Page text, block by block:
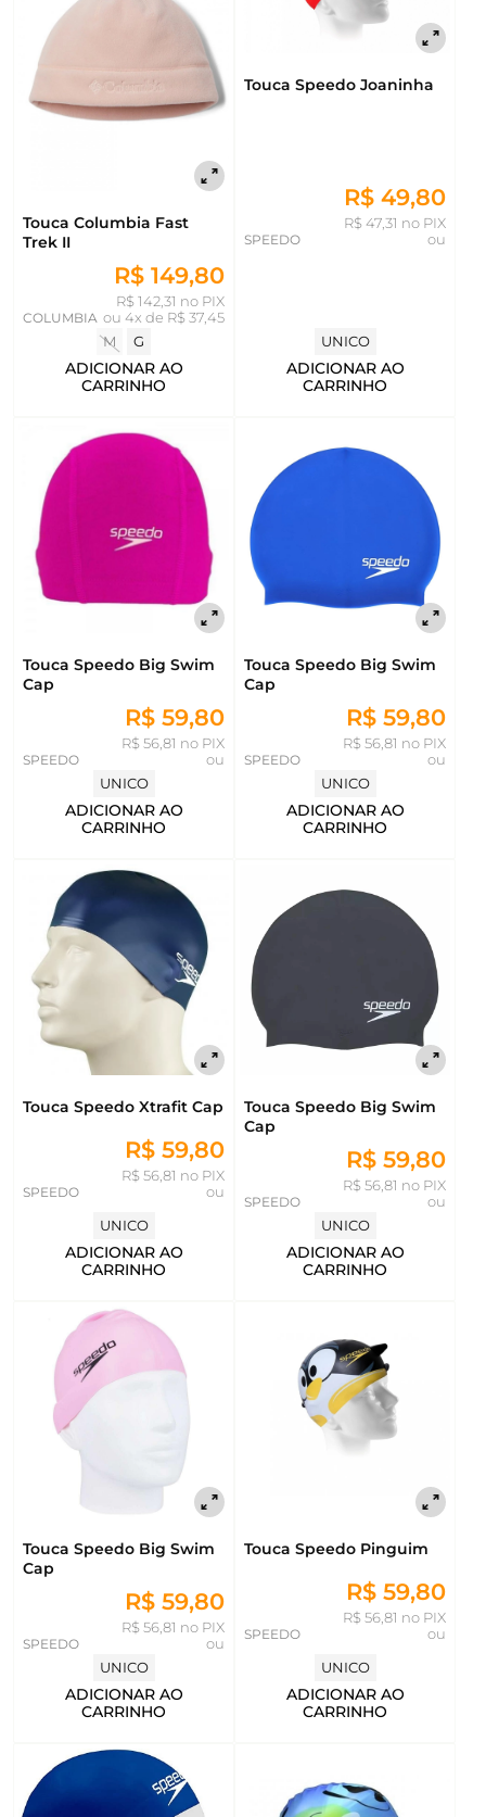
Touca Columbia Fast
Trek II
R$ 149,80
R$ 142,31 no PIX
ou 4x de R$ 37,45
COLUMBIA
M
G
ADICIONAR AO
CARRINHO
Touca Speedo Joaninha
R$ 49,80
R$ 47,31 no PIX
ou
SPEEDO
UNICO
ADICIONAR AO
CARRINHO
Touca Speedo Big Swim
Cap
R$ 59,80
R$ 56,81 no PIX
ou
SPEEDO
UNICO
ADICIONAR AO
CARRINHO
Touca Speedo Big Swim
Cap
R$ 59,80
R$ 56,81 no PIX
ou
SPEEDO
UNICO
ADICIONAR AO
CARRINHO
Touca Speedo Xtrafit Cap
R$ 59,80
R$ 56,81 no PIX
ou
SPEEDO
UNICO
ADICIONAR AO
CARRINHO
Touca Speedo Big Swim
Cap
R$ 59,80
R$ 56,81 no PIX
ou
SPEEDO
UNICO
ADICIONAR AO
CARRINHO
Touca Speedo Big Swim
Cap
R$ 59,80
R$ 56,81 no PIX
ou
SPEEDO
UNICO
ADICIONAR AO
CARRINHO
Touca Speedo Pinguim
R$ 59,80
R$ 56,81 no PIX
ou
SPEEDO
UNICO
ADICIONAR AO
CARRINHO